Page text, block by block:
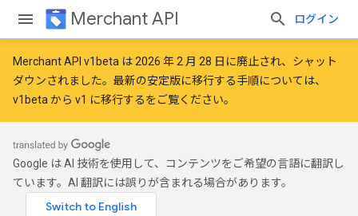
Merchant API ログイン
Merchant API v1beta は 2026 年 2 月 28 日に廃止され、シャット
ダウンされました。最新の安定版に移行する手順については、
v1beta から v1 に移行するをご覧ください。
Google は AI 技術を使用して、コンテンツをご希望の言語に翻訳し
ています。AI 翻訳には誤りが含まれる場合があります。